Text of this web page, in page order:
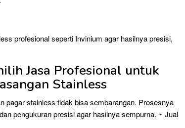
profesional seperti Invinium agar hasilnya presisi,
Jasa Profesional untuk
Stainless
pagar stainless tidak bisa sembarangan. Prosesnya
pengukuran presisi agar hasilnya sempurna. ~ Jual